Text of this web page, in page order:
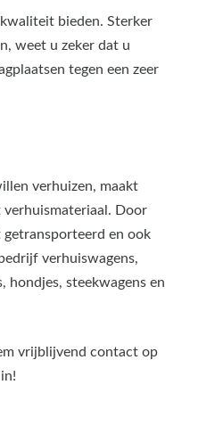
bieden. Sterker
weet u zeker dat u
tegen een zeer
verhuizen, maakt
verhuismateriaal. Door
en ook
verhuiswagens,
hondjes, steekwagens en
vrijblijvend contact op